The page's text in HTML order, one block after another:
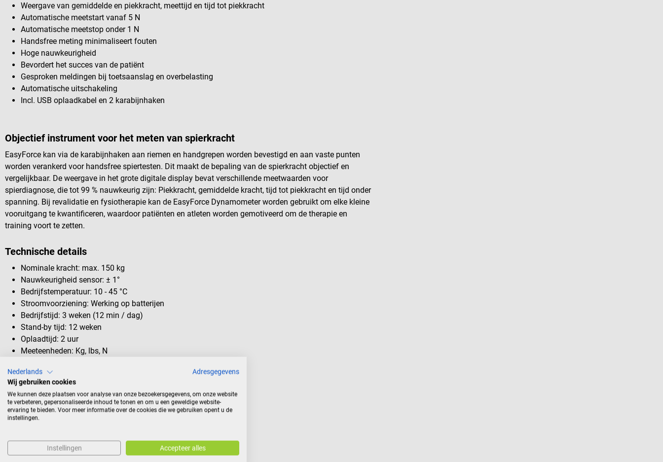
Weergave van gemiddelde en piekkracht, meettijd en tijd tot piekkracht
Automatische meetstart vanaf 5 N
Automatische meetstop onder 1 N
Handsfree meting minimaliseert fouten
Hoge nauwkeurigheid
Bevordert het succes van de patiënt
Gesproken meldingen bij toetsaanslag en overbelasting
Automatische uitschakeling
Incl. USB oplaadkabel en 2 karabijnhaken
Objectief instrument voor het meten van spierkracht
EasyForce kan via de karabijnhaken aan riemen en handgrepen worden bevestigd en aan vaste punten
worden verankerd voor handsfree spiertesten. Dit maakt de bepaling van de spierkracht objectief en
vergelijkbaar. De weergave in het grote digitale display bevat verschillende meetwaarden voor
spierdiagnose, die tot 99 % nauwkeurig zijn: Piekkracht, gemiddelde kracht, tijd tot piekkracht en tijd onder
spanning. Bij revalidatie en fysiotherapie kan de EasyForce Dynamometer worden gebruikt om elke kleine
vooruitgang te kwantificeren, waardoor patiënten en atleten worden gemotiveerd om de therapie en
training voort te zetten.
Technische details
Nominale kracht: max. 150 kg
Nauwkeurigheid sensor: ± 1°
Bedrijfstemperatuur: 10 - 45 °C
Stroomvoorziening: Werking op batterijen
Bedrijfstijd: 3 weken (12 min / dag)
Stand-by tijd: 12 weken
Oplaadtijd: 2 uur
Meeteenheden: Kg, lbs, N
Omvang van de levering
1 Meloq EasyForce - Digitale krachtmeter
2 karabiners
Meertalige handleiding
Nederlands
Adresgegevens
Wij gebruiken cookies
We kunnen deze plaatsen voor analyse van onze bezoekersgegevens, om onze website
te verbeteren, gepersonaliseerde inhoud te tonen en om u een geweldige website-
ervaring te bieden. Voor meer informatie over de cookies die we gebruiken opent u de
instellingen.
Instellingen Accepteer alles